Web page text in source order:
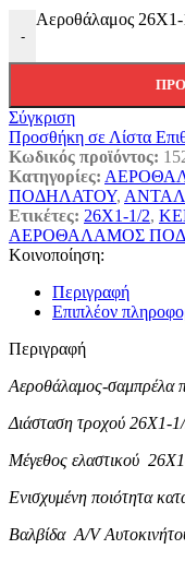
-
Αεροθάλαμος
Σύγκριση
Προσθήκη σε Λίστα
Κωδικός προϊόντος:
Κατηγορίες:
ΠΟΔΗΛΑΤΟΥ,
Ετικέτες: 26X1-1/2,
ΑΕΡΟΘΑΛΑΜΟΣ
Κοινοποίηση:
Περιγραφή
Επιπλέον
Περιγραφή
Αεροθάλαμος-σαμπρέλα
Διάσταση τροχού 26X1-
Μέγεθος ελαστικού
Ενισχυμένη ποιότητα
Βαλβίδα A/V